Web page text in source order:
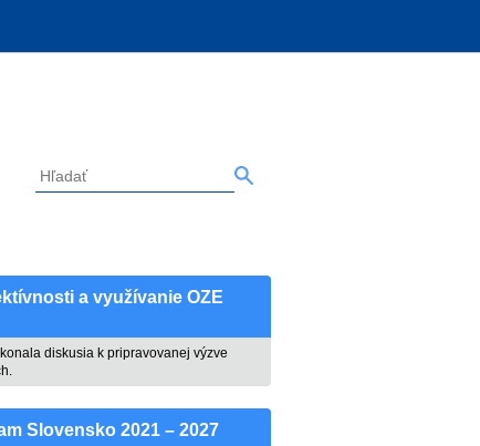
a využívanie OZE
diskusia k pripravovanej výzve
Slovensko 2021 – 2027